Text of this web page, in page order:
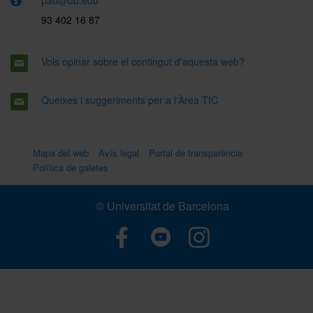
93 402 16 87
Vols opinar sobre el contingut d'aquesta web?
Queixes i suggeriments per a l'Àrea TIC
Mapa del web Avís legal
Portal de transparència
Política de galetes
© Universitat de Barcelona